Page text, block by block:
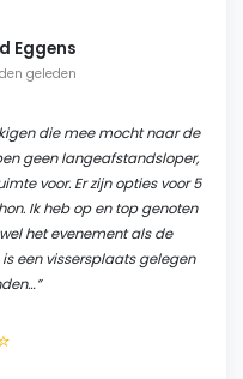
Eggens
geleden
die mee mocht naar de
geen langeafstandsloper,
voor. Er zijn opties voor 5
Ik heb op en top genoten
het evenement als de
een vissersplaats gelegen
”